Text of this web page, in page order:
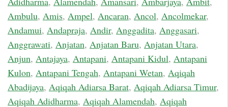
Ambulu, Amis, Ampel, Ancaran, Ancol, Ancolmekar,
Andamui, Andapraja, Andir, Anggadita, Anggasari,
Anggrawati, Anjatan, Anjatan Baru, Anjatan Utara,
Anjun, Antajaya, Antapani, Antapani Kidul, Antapani
Kulon, Antapani Tengah, Antapani Wetan, Aqiqah
Abadijaya, Aqiqah Adiarsa Barat, Aqiqah Adiarsa Timur,
Aqiqah Adidharma, Aqiqah Alamendah, Aqiqah